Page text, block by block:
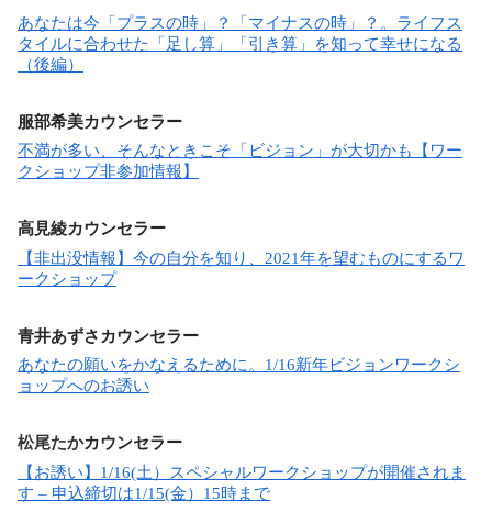
あなたは今「プラスの時」？「マイナスの時」？。ライフス
タイルに合わせた「足し算」「引き算」を知って幸せになる
（後編）
服部希美カウンセラー
不満が多い、そんなときこそ「ビジョン」が大切かも【ワー
クショップ非参加情報】
高見綾カウンセラー
【非出没情報】今の自分を知り、2021年を望むものにするワ
ークショップ
青井あずさカウンセラー
あなたの願いをかなえるために。1/16新年ビジョンワークシ
ョップへのお誘い
松尾たかカウンセラー
【お誘い】1/16(土）スペシャルワークショップが開催されま
す – 申込締切は1/15(金）15時まで